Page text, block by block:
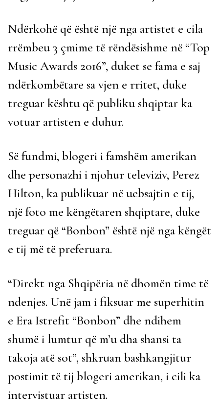
Ndërkohë që është një nga artistet e cila
rrëmbeu 3 çmime të rëndësishme në “Top
Music Awards 2016”, duket se fama e saj
ndërkombëtare sa vjen e rritet, duke
treguar kështu që publiku shqiptar ka
votuar artisten e duhur.
Së fundmi, blogeri i famshëm amerikan
dhe personazhi i njohur televiziv, Perez
Hilton, ka publikuar në uebsajtin e tij,
një foto me këngëtaren shqiptare, duke
treguar që “Bonbon” është një nga këngët
e tij më të preferuara.
“Direkt nga Shqipëria në dhomën time të
ndenjes. Unë jam i fiksuar me superhitin
e Era Istrefit “Bonbon” dhe ndihem
shumë i lumtur që m’u dha shansi ta
takoja atë sot”, shkruan bashkangjitur
postimit të tij blogeri amerikan, i cili ka
intervistuar artisten.